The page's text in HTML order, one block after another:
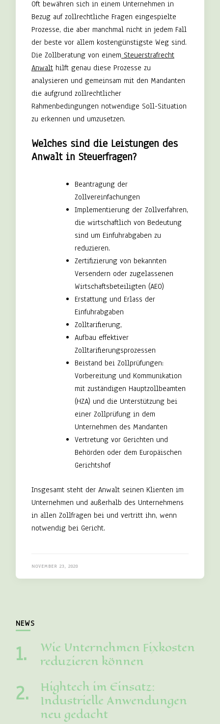
Oft bewähren sich in einem Unternehmen in
Bezug auf zollrechtliche Fragen eingespielte
Prozesse, die aber manchmal nicht in jedem Fall
der beste vor allem kostengünstigste Weg sind.
Die Zollberatung von einem Steuerstrafrecht
Anwalt hilft genau diese Prozesse zu
analysieren und gemeinsam mit den Mandanten
die aufgrund zollrechtlicher
Rahmenbedingungen notwendige Soll-Situation
zu erkennen und umzusetzen.
Welches sind die Leistungen des
Anwalt in Steuerfragen?
Beantragung der
Zollvereinfachungen
Implementierung der Zollverfahren,
die wirtschaftlich von Bedeutung
sind um Einfuhrabgaben zu
reduzieren.
Zertifizierung von bekannten
Versendern oder zugelassenen
Wirtschaftsbeteiligten (AEO)
Erstattung und Erlass der
Einfuhrabgaben
Zolltarifierung,
Aufbau effektiver
Zolltarifierungsprozessen
Beistand bei Zollprüfungen:
Vorbereitung und Kommunikation
mit zuständigen Hauptzollbeamten
(HZA) und die Unterstützung bei
einer Zollprüfung in dem
Unternehmen des Mandanten
Vertretung vor Gerichten und
Behörden oder dem Europäischen
Gerichtshof
Insgesamt steht der Anwalt seinen Klienten im
Unternehmen und außerhalb des Unternehmens
in allen Zollfragen bei und vertritt ihn, wenn
notwendig bei Gericht.
NOVEMBER 23, 2020
NEWS
Wie Unternehmen Fixkosten
reduzieren können
Hightech im Einsatz:
Industrielle Anwendungen
neu gedacht